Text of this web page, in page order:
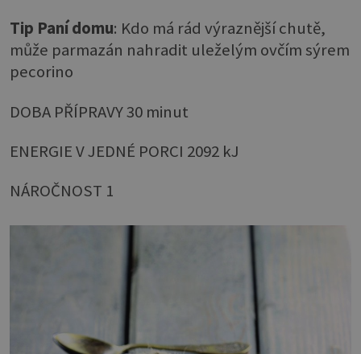
Tip Paní domu: Kdo má rád výraznější chutě,
může parmazán nahradit uleželým ovčím sýrem
pecorino
DOBA PŘÍPRAVY 30 minut
ENERGIE V JEDNÉ PORCI 2092 kJ
NÁROČNOST 1